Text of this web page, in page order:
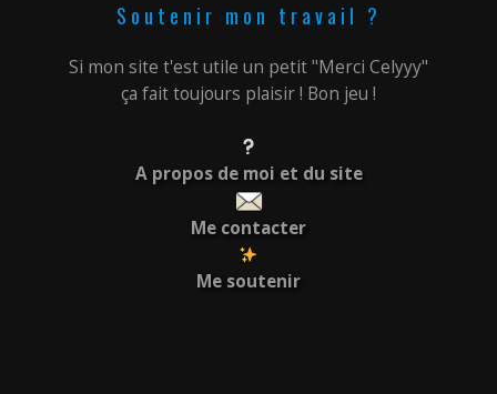
Soutenir mon travail ?
Si mon site t'est utile un petit "Merci Celyyy"
ça fait toujours plaisir ! Bon jeu !
A propos de moi et du site
Me contacter
Me soutenir